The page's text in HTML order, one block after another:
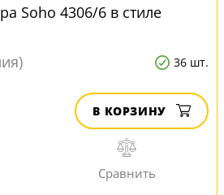
Soho 4306/6 в стиле
36 шт.
В КОРЗИНУ